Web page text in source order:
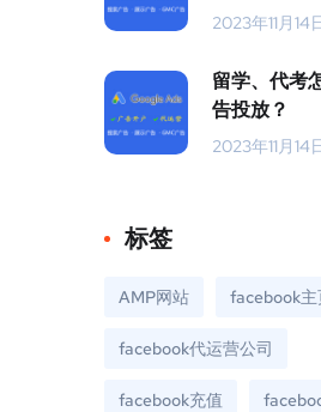
2023年11月14
留学、代考
告投放？
2023年11月14
标签
AMP网站 facebook主
facebook代运营公司
facebook充值